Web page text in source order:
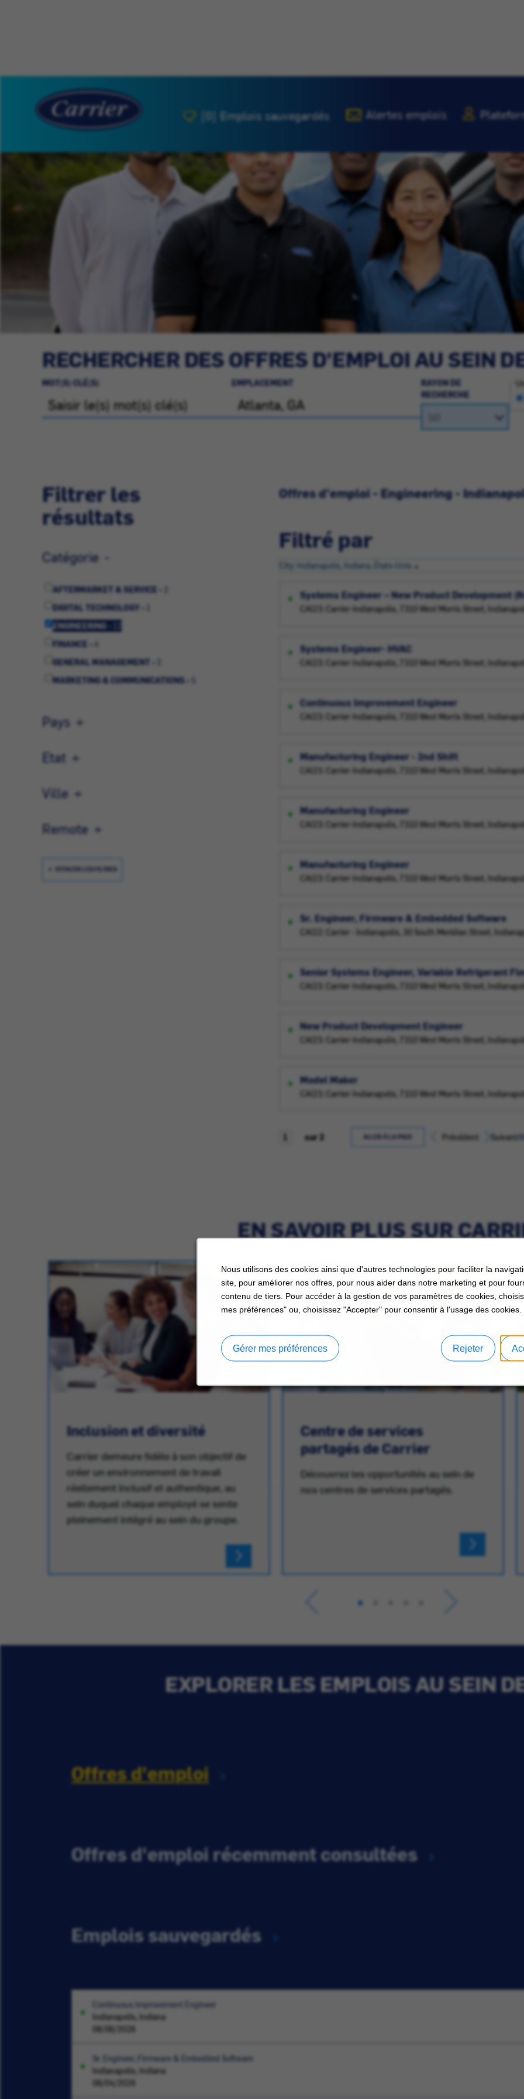
Nous utilisons des cookies ainsi que d'autres technologies pour faciliter la
site, pour améliorer nos offres, pour nous aider dans notre marketing et pour
contenu de tiers. Pour accéder à la gestion de vos paramètres de cookies,
mes préférences" ou, choisissez "Accepter" pour consentir à l'usage des cookies.
Rejeter
Gérer mes préférences
[0] Emplois sauvegardés Alertes emplois
RECHERCHER DES OFFRES D'EMPLOI AU SEIN
MOT(S) CLÉ(S) EMPLACEMENT
RAYON DE
RECHERCHE
Filtrer les
résultats
Catégorie
AFTERMARKET & SERVICE -
DIGITAL TECHNOLOGY -
ENGINEERING -
FINANCE -
4
GENERAL MANAGEMENT -
MARKETING & COMMUNICATIONS -
STRATEGIC PLANNING -
Pays
Etat
Ville
Remote
EFFACER LES FILTRES
Offres d'emploi - Engineering -
Filtré par
City: Indianapolis, Indiana, États-Unis
Systems Engineer – New Product Development
CAI23: Carrier-Indianapolis, 7310 West Morris Street,
Systems Engineer- HVAC
CAI23: Carrier-Indianapolis, 7310 West Morris Street,
Continuous Improvement Engineer
CAI23: Carrier-Indianapolis, 7310 West Morris Street,
Manufacturing Engineer - 2nd Shift
CAI23: Carrier-Indianapolis, 7310 West Morris Street,
Manufacturing Engineer
CAI23: Carrier-Indianapolis, 7310 West Morris Street,
Manufacturing Engineer
CAI23: Carrier-Indianapolis, 7310 West Morris Street,
Sr. Engineer, Firmware & Embedded Software
CAI22: Carrier - Indianapolis, 30 South Meridian Street,
Senior Systems Engineer, Variable Refrigerant
CAI23: Carrier-Indianapolis, 7310 West Morris Street,
New Product Development Engineer
CAI23: Carrier-Indianapolis, 7310 West Morris Street,
Model Maker
CAI23: Carrier-Indianapolis, 7310 West Morris Street,
sur 2 ALLER À LA PAGE Précédent Suivant
EN SAVOIR PLUS SUR
Inclusion et diversité
Carrier demeure fidèle à son objectif de
créer un environnement de travail
réellement inclusif et authentique, au
sein duquel chaque employé se sente
pleinement intégré au sein du groupe.
Centre de services
partagés de Carrier
Découvrez les opportunités au sein de
nos centres de services partagés.
EXPLORER LES EMPLOIS AU SEIN
Offres d'emploi
Offres d'emploi récemment consultées
Emplois sauvegardés
Continuous Improvement Engineer
Indianapolis, Indiana
08/06/2026
Sr. Engineer, Firmware & Embedded Software
Indianapolis, Indiana
08/04/2026